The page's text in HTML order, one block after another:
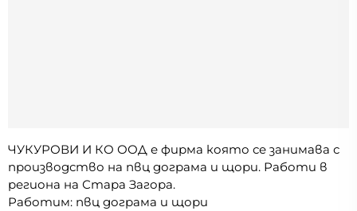
ЧУКУРОВИ И КО ООД е фирма която се занимава с
производство на пвц дограма и щори. Работи в
региона на Стара Загора.
Работим: пвц дограма и щори